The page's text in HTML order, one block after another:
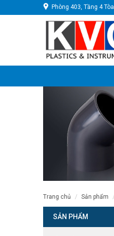
Phòng 403, Tầng 4
trang chủ sản phẩm
SẢN PHẨM